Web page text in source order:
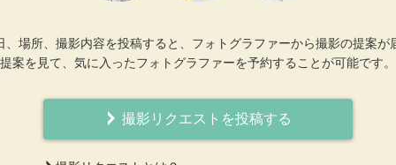
、場所、撮影内容を投稿すると、フォトグラファーから撮影の提案が
提案を見て、気に入ったフォトグラファーを予約することが可能です。
撮影リクエストを投稿する